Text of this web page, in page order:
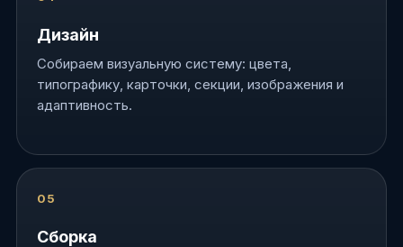
Дизайн
Собираем визуальную систему: цвета,
типографику, карточки, секции, изображения и
адаптивность.
Сборка